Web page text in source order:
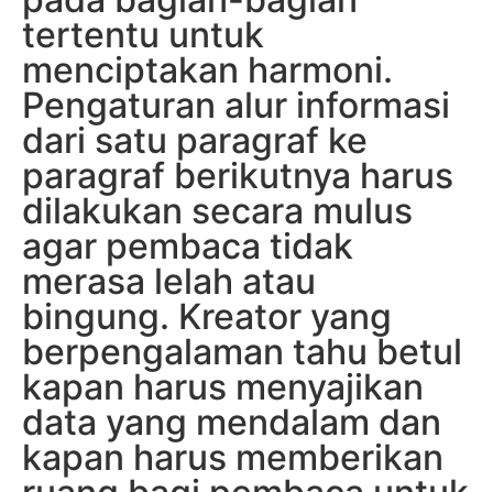
tertentu untuk
menciptakan harmoni.
Pengaturan alur informasi
dari satu paragraf ke
paragraf berikutnya harus
dilakukan secara mulus
agar pembaca tidak
merasa lelah atau
bingung. Kreator yang
berpengalaman tahu betul
kapan harus menyajikan
data yang mendalam dan
kapan harus memberikan